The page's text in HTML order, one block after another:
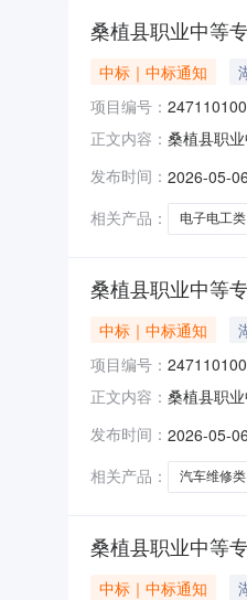
桑植县职业中等
中标｜中标通知
项目编号：
正文内容： 桑植县职
止时间：-
发布时间： 2026-05-
相关产品：
电子电工类
桑植县职业中等
中标｜中标通知
项目编号：
正文内容： 桑植县职
止时间：-
发布时间： 2026-05-
相关产品：
汽车维修类
桑植县职业中等
中标｜中标通知